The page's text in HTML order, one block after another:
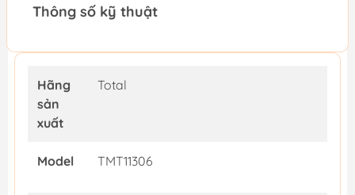
Thông số kỹ thuật
Hãng
sản
xuất
Total
Model TMT11306